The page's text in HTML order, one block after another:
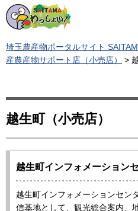
埼玉農産物ポータルサイト
産農産物サポート店（小売店）
>
越生町（小売店）
越生町インフォメーション
越生町インフォメーションセン
信基地として、観光総合案内、